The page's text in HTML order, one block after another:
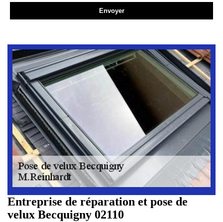
Entreprise de réparation et pose de
velux Becquigny 02110